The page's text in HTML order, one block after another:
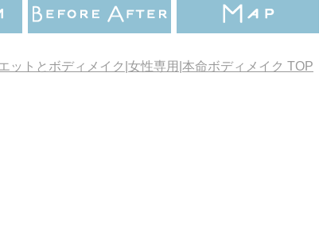
ットとボディメイク|女性専用|本命ボディメイク TOP